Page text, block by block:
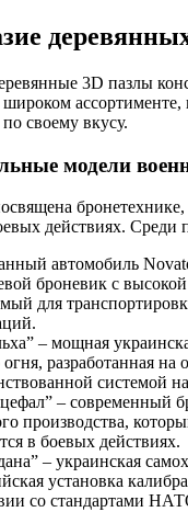
3D пазлы
широком
своему вкусу.
модели
действиях. Среди
автомобиль
броневик с
для
– мощная
огня, разработанная на
системой
– современный
производства,
в боевых действиях.
– украинская
установка
со стандартами